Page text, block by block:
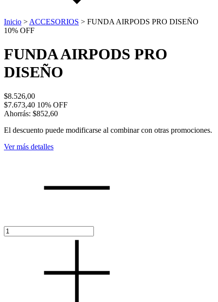
Inicio > ACCESORIOS > FUNDA AIRPODS PRO DISEÑO
10% OFF
FUNDA AIRPODS PRO
DISEÑO
$8.526,00
$7.673,40 10% OFF
Ahorrás: $852,60
El descuento puede modificarse al combinar con otras promociones.
Ver más detalles